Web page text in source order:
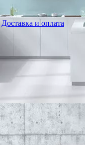
Доставка и оплата